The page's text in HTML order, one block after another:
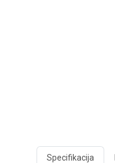
Specifikacija